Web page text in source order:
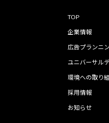
TOP
企業情報
広告プランニ
ユニバーサル
環境への取り
採用情報
お知らせ